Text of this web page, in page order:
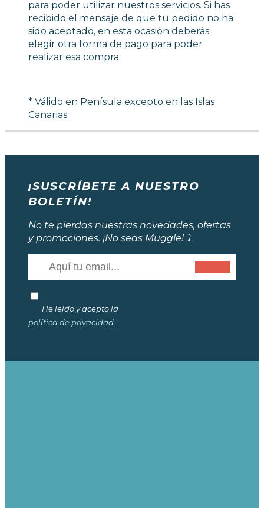
para poder utilizar nuestros servicios. Si has
recibido el mensaje de que tu pedido no ha
sido aceptado, en esta ocasión deberás
elegir otra forma de pago para poder
realizar esa compra.
* Válido en Penísula excepto en las Islas
Canarias.
¡SUSCRÍBETE A NUESTRO
BOLETÍN!
No te pierdas nuestras novedades, ofertas
y promociones. ¡No seas Muggle! ⤵️
He leído y acepto la
política de privacidad